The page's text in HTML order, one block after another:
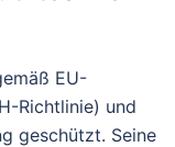
EU-
Richtlinie) und
geschützt. Seine